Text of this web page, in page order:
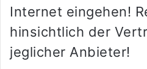
Internet eingehen!
hinsichtlich der
jeglicher Anbieter!